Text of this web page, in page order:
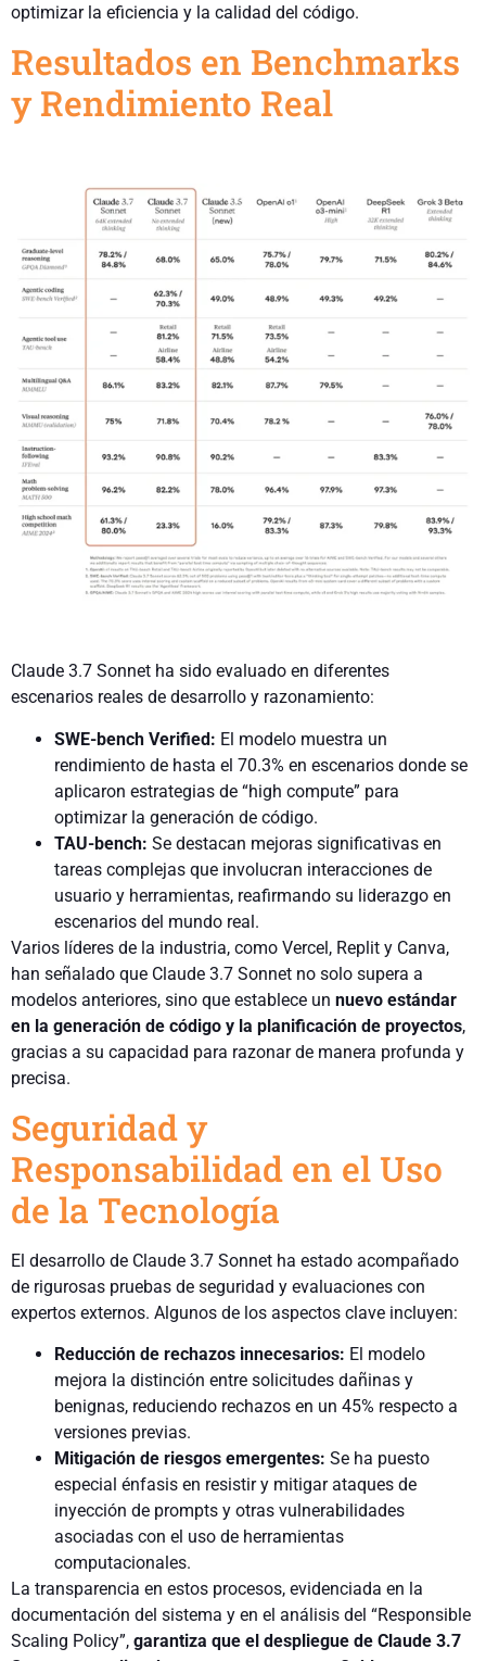
optimizar la eficiencia y la calidad del código.
Resultados en Benchmarks
y Rendimiento Real
Claude 3.7 Sonnet ha sido evaluado en diferentes
escenarios reales de desarrollo y razonamiento:
SWE-bench Verified: El modelo muestra un
rendimiento de hasta el 70.3% en escenarios donde se
aplicaron estrategias de “high compute” para
optimizar la generación de código.
TAU-bench: Se destacan mejoras significativas en
tareas complejas que involucran interacciones de
usuario y herramientas, reafirmando su liderazgo en
escenarios del mundo real.
Varios líderes de la industria, como Vercel, Replit y Canva,
han señalado que Claude 3.7 Sonnet no solo supera a
modelos anteriores, sino que establece un nuevo estándar
en la generación de código y la planificación de proyectos,
gracias a su capacidad para razonar de manera profunda y
precisa.
Seguridad y
Responsabilidad en el Uso
de la Tecnología
El desarrollo de Claude 3.7 Sonnet ha estado acompañado
de rigurosas pruebas de seguridad y evaluaciones con
expertos externos. Algunos de los aspectos clave incluyen:
Reducción de rechazos innecesarios: El modelo
mejora la distinción entre solicitudes dañinas y
benignas, reduciendo rechazos en un 45% respecto a
versiones previas.
Mitigación de riesgos emergentes: Se ha puesto
especial énfasis en resistir y mitigar ataques de
inyección de prompts y otras vulnerabilidades
asociadas con el uso de herramientas
computacionales.
La transparencia en estos procesos, evidenciada en la
documentación del sistema y en el análisis del “Responsible
Scaling Policy”, garantiza que el despliegue de Claude 3.7